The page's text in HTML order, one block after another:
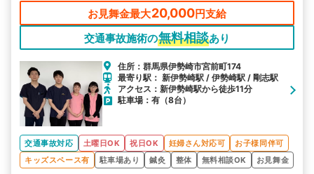
お見舞金最大20,000円支給
交通事故施術の無料相談あり
住所：群馬県伊勢崎市宮前町174
最寄り駅： 新伊勢崎駅 / 伊勢崎駅 / 剛志駅
アクセス：新伊勢崎駅から徒歩11分
駐車場：有（8台）
交通事故対応 土曜日OK 祝日OK 妊婦さん対応可
お子様同伴可
キッズスペース有
駐車場あり 鍼灸 整体 無料相談OK お見舞金